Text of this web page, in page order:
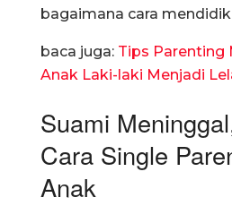
bagaimana cara
baca juga: Tips Parenting
Anak Laki-laki Menjadi
Suami
Cara Single
Anak